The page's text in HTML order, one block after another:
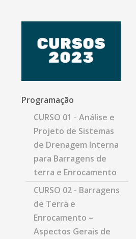
Programação
CURSO 01 - Análise e
Projeto de Sistemas
de Drenagem Interna
para Barragens de
terra e Enrocamento
CURSO 02 - Barragens
de Terra e
Enrocamento –
Aspectos Gerais de